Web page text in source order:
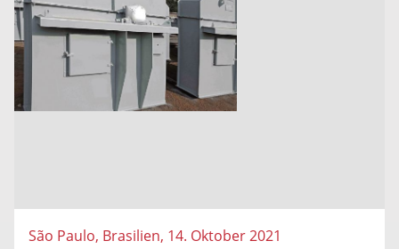
São Paulo, Brasilien, 14. Oktober 2021